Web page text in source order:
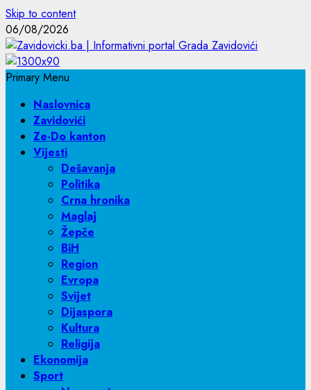
Skip to content
06/08/2026
Primary Menu
Naslovnica
Zavidovići
Ze-Do kanton
Vijesti
Dešavanja
Politika
Crna hronika
Maglaj
Žepče
BiH
Region
Evropa
Svijet
Dijaspora
Kultura
Religija
Ekonomija
Sport